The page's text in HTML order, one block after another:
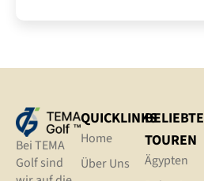
Bei TEMA
Golf sind
QUICKLINKS
Home
Über Uns
BELIEBTE
TOUREN
Ägypten